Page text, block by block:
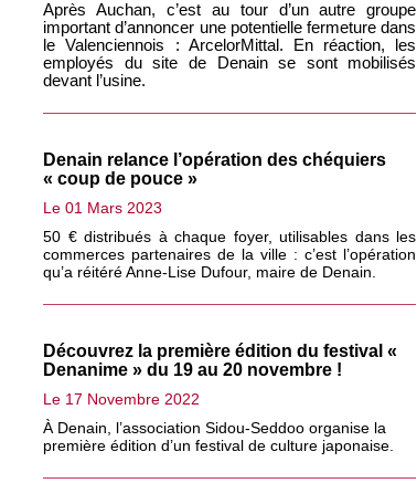
Après Auchan, c’est au tour d’un autre groupe
important d’annoncer une potentielle fermeture dans
le Valenciennois : ArcelorMittal. En réaction, les
employés du site de Denain se sont mobilisés
devant l’usine.
Denain relance l’opération des chéquiers
« coup de pouce »
Le 01 Mars 2023
50 € distribués à chaque foyer, utilisables dans les
commerces partenaires de la ville : c’est l’opération
qu’a réitéré Anne-Lise Dufour, maire de Denain.
Découvrez la première édition du festival «
Denanime » du 19 au 20 novembre !
Le 17 Novembre 2022
À Denain, l’association Sidou-Seddoo organise la
première édition d’un festival de culture japonaise.